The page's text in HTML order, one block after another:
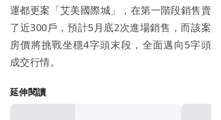
運都更案「艾美國際城」，在第一階段銷售賣
了近300戶，預計5月底2次進場銷售，而該案
房價將挑戰坐穩4字頭末段，全面邁向5字頭
成交行情。
延伸閱讀